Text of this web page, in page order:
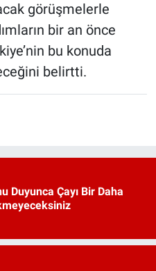
görüşmelerle
bir an önce
bu konuda
belirtti.
Duyunca Çayı Bir Daha